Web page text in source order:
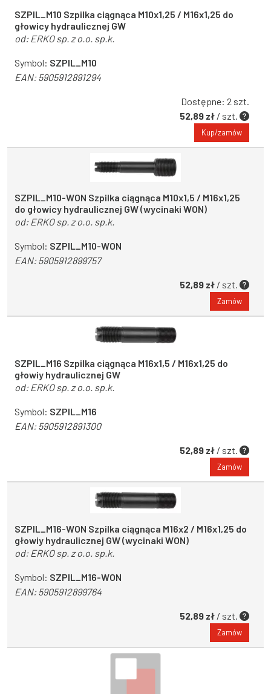
SZPIL_M10 Szpilka ciągnąca M10x1,25 / M16x1,25 do
głowicy hydraulicznej GW
od: ERKO sp. z o.o. sp.k.
Symbol: SZPIL_M10
EAN:5905912891294
Dostępne: 2 szt.
52,89 zł / szt.
Kup/zamów
SZPIL_M10-WON Szpilka ciągnąca M10x1,5 / M16x1,25
do głowicy hydraulicznej GW (wycinaki WON)
od: ERKO sp. z o.o. sp.k.
Symbol: SZPIL_M10-WON
EAN:5905912899757
52,89 zł / szt.
Zamów
SZPIL_M16 Szpilka ciągnąca M16x1,5 / M16x1,25 do
głowiy hydraulicznej GW
od: ERKO sp. z o.o. sp.k.
Symbol: SZPIL_M16
EAN:5905912891300
52,89 zł / szt.
Zamów
SZPIL_M16-WON Szpilka ciągnąca M16x2 / M16x1,25 do
głowiy hydraulicznej GW (wycinaki WON)
od: ERKO sp. z o.o. sp.k.
Symbol: SZPIL_M16-WON
EAN:5905912899764
52,89 zł / szt.
Zamów